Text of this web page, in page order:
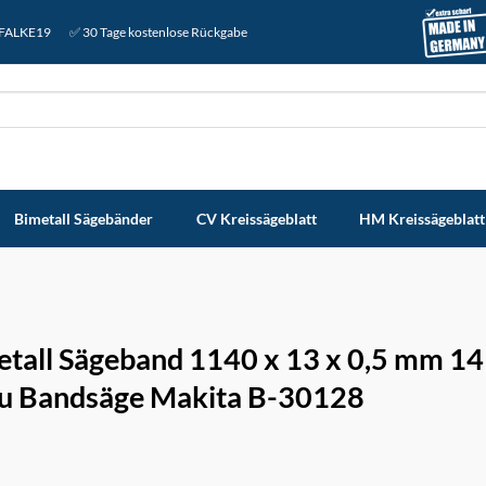
✅ 30 Tage kostenlose Rückgabe
Bimetall Sägebänder CV Kreissägeblatt HM Kreissägeblatt
Sägeband 1140 x 13 x 0,5 mm
Bandsäge Makita B-30128